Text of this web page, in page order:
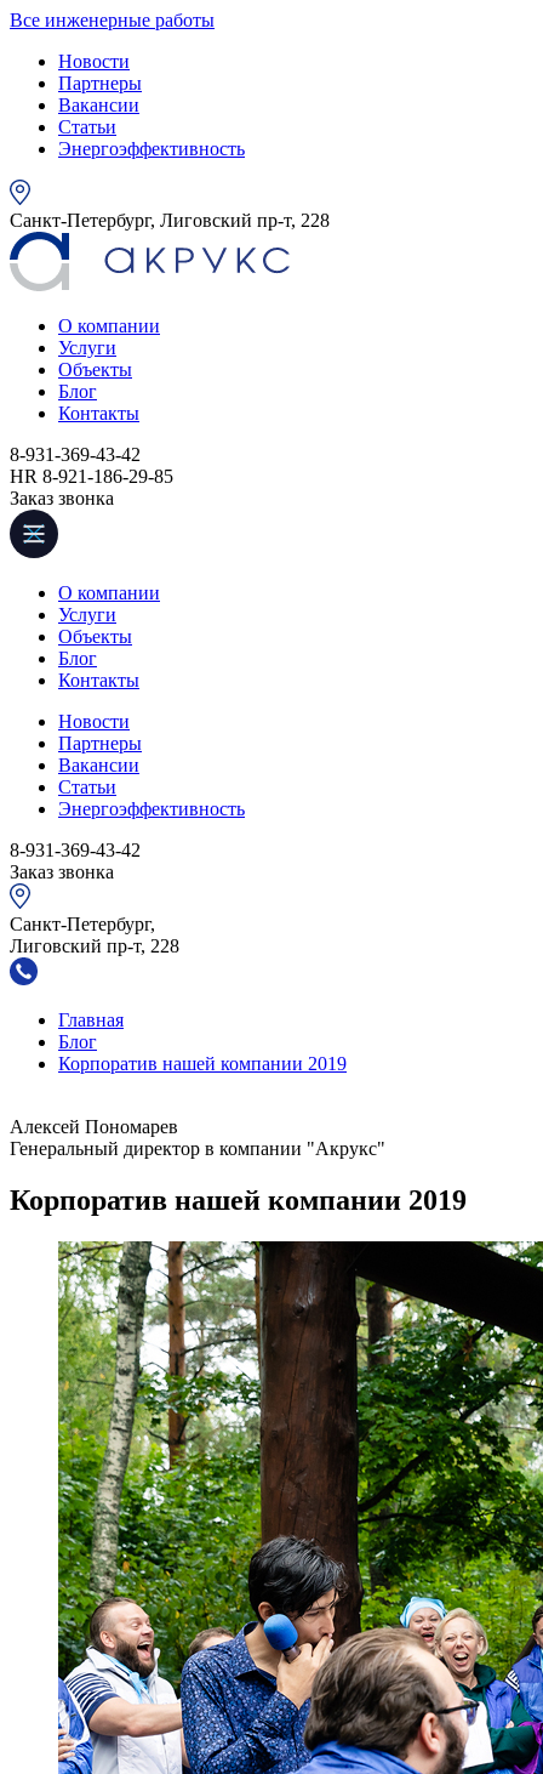
Все инженерные работы
Новости
Партнеры
Вакансии
Статьи
Энергоэффективность
Санкт-Петербург, Лиговский пр-т, 228
О компании
Услуги
Объекты
Блог
Контакты
8-931-369-43-42
HR 8-921-186-29-85
Заказ звонка
О компании
Услуги
Объекты
Блог
Контакты
Новости
Партнеры
Вакансии
Статьи
Энергоэффективность
8-931-369-43-42
Заказ звонка
Санкт-Петербург,
Лиговский пр-т, 228
Главная
Блог
Корпоратив нашей компании 2019
Алексей Пономарев
Генеральный директор в компании "Акрукс"
Корпоратив нашей компании 2019